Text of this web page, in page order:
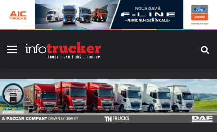
Meniu